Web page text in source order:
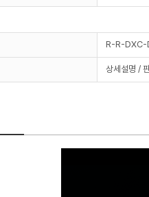
R-R-
상세설명 /